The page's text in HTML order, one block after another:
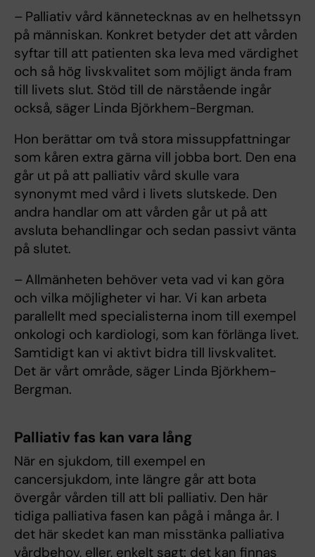
– Palliativ vård kännetecknas av en helhetssyn
på människan. Konkret betyder det att vården
syftar till att patienten ska leva med värdighet
och så hög livskvalitet som möjligt ända fram
till livets slut. Stöd till de närstående ingår
också, säger Linda Björkhem-Bergman.
Hon berättar om två stora missuppfattningar
som kåren extra gärna vill jobba bort. Den ena
går ut på att palliativ vård skulle vara
synonymt med vård i livets slutskede. Den
andra handlar om att vården går ut på att
avsluta behandlingar och sedan passivt vänta
på slutet.
– Allmänheten behöver veta vad vi kan göra
och vilka möjligheter vi har. Vi kan arbeta
parallellt med specialisterna inom till exempel
onkologi och kardiologi, som kan förlänga livet.
Samtidigt kan vi aktivt bidra till livskvalitet.
Det är vårt område, säger Linda Björkhem-
Bergman.
Palliativ fas kan vara lång
När en sjukdom, till exempel en
cancersjukdom, inte längre går att bota
övergår vården till att bli palliativ. Den här
tidiga palliativa fasen kan pågå i många år. I
det här skedet kan man misstänka palliativa
vårdbehov, eller, enkelt sagt: det kan finnas